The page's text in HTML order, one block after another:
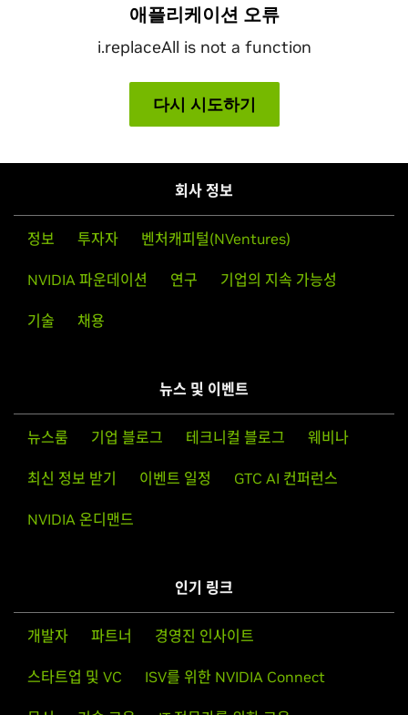
회사 정보
정보 투자자 벤처캐피털(NVentures)
NVIDIA 파운데이션 연구 기업의 지속 가능성
기술 채용
뉴스 및 이벤트
뉴스룸 기업 블로그 테크니컬 블로그 웨비나
최신 정보 받기 이벤트 일정 GTC AI 컨퍼런스
NVIDIA 온디맨드
인기 링크
개발자 파트너 경영진 인사이트
스타트업 및 VC ISV를 위한 NVIDIA Connect